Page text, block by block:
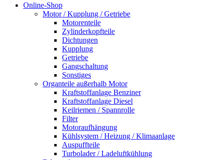
Online-Shop
Motor / Kupplung / Getriebe
Motorenteile
Zylinderkopfteile
Dichtungen
Kupplung
Getriebe
Gangschaltung
Sonstiges
Organteile außerhalb Motor
Kraftstoffanlage Benziner
Kraftstoffanlage Diesel
Keilriemen / Spannrolle
Filter
Motoraufhängung
Kühlsystem / Heizung / Klimaanlage
Auspuffteile
Turbolader / Ladeluftkühlung